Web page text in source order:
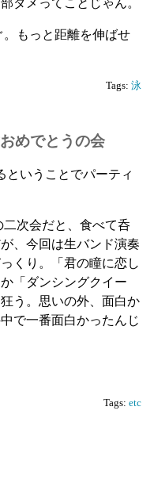
。もっと距離を伸ばせ
Tags: 泳
めでとうの会
ということでパーティ
次会だと、食べて呑
、今回は生バンド演奏
くり。「君の瞳に恋し
「ダンシングクイー
う。思いの外、面白か
で一番面白かったんじ
Tags: etc